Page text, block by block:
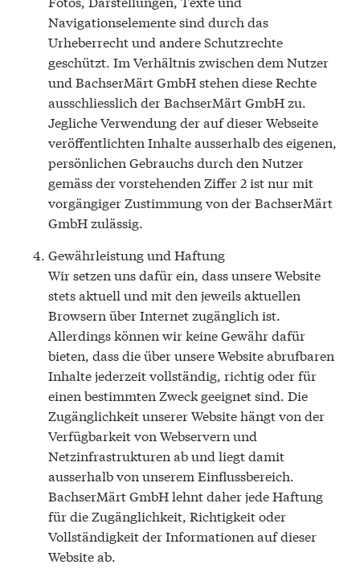
Navigationselemente sind durch das
Urheberrecht und andere Schutzrechte
geschützt. Im Verhältnis zwischen dem Nutzer
und BachserMärt GmbH stehen diese Rechte
ausschliesslich der BachserMärt GmbH zu.
Jegliche Verwendung der auf dieser Webseite
veröffentlichten Inhalte ausserhalb des eigenen,
persönlichen Gebrauchs durch den Nutzer
gemäss der vorstehenden Ziffer 2 ist nur mit
vorgängiger Zustimmung von der BachserMärt
GmbH zulässig.
Gewährleistung und Haftung
Wir setzen uns dafür ein, dass unsere Website
stets aktuell und mit den jeweils aktuellen
Browsern über Internet zugänglich ist.
Allerdings können wir keine Gewähr dafür
bieten, dass die über unsere Website abrufbaren
Inhalte jederzeit vollständig, richtig oder für
einen bestimmten Zweck geeignet sind. Die
Zugänglichkeit unserer Website hängt von der
Verfügbarkeit von Webservern und
Netzinfrastrukturen ab und liegt damit
ausserhalb von unserem Einflussbereich.
BachserMärt GmbH lehnt daher jede Haftung
für die Zugänglichkeit, Richtigkeit oder
Vollständigkeit der Informationen auf dieser
Website ab.